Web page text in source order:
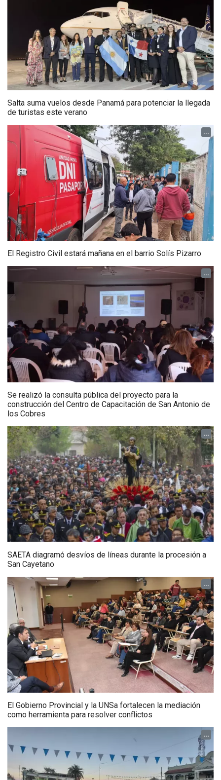
Salta suma vuelos desde Panamá para potenciar la llegada
de turistas este verano
...
El Registro Civil estará mañana en el barrio Solís Pizarro
...
Se realizó la consulta pública del proyecto para la
construcción del Centro de Capacitación de San Antonio de
los Cobres
...
SAETA diagramó desvíos de líneas durante la procesión a
San Cayetano
...
El Gobierno Provincial y la UNSa fortalecen la mediación
como herramienta para resolver conflictos
...